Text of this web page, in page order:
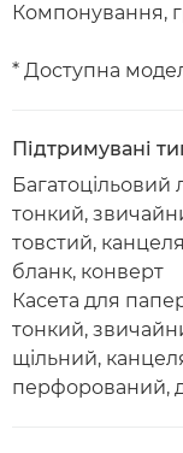
Компонування,
* Доступна
Підтримувані
Багатоцільовий
тонкий,
товстий,
бланк, конверт
Касета для
тонкий,
щільний,
перфорований,